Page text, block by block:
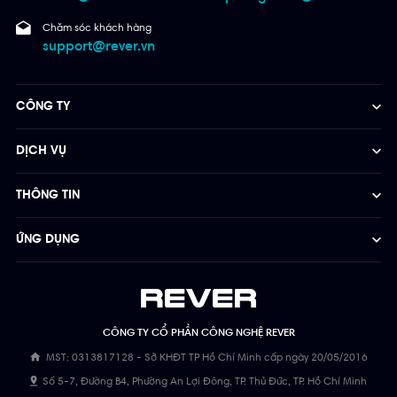
Chăm sóc khách hàng
support@rever.vn
CÔNG TY CỔ PHẦN CÔNG NGHỆ REVER
MST: 0313817128 - Sở KHĐT TP Hồ Chí Minh cấp ngày 20/05/2016
Số 5-7, Đường B4, Phường An Lợi Đông, TP. Thủ Đức, TP. Hồ Chí Minh
CÔNG TY
DỊCH VỤ
THÔNG TIN
ỨNG DỤNG